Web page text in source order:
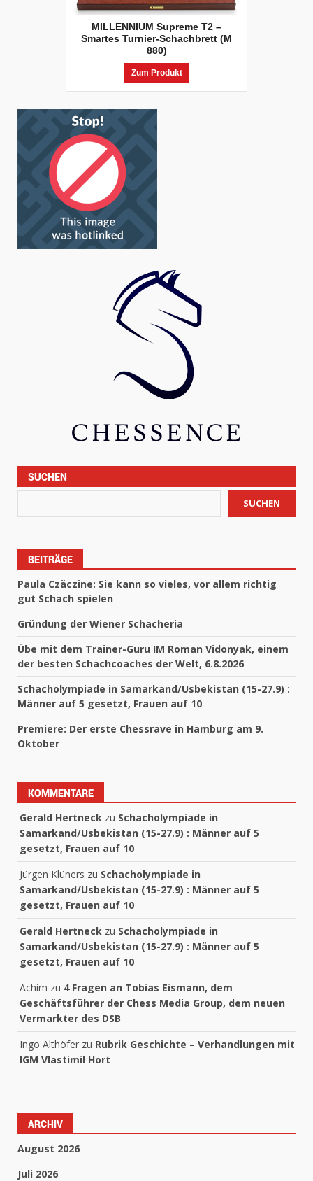
MILLENNIUM Supreme T2 –
Smartes Turnier-Schachbrett (M
880)
Zum Produkt
SUCHEN
SUCHEN
BEITRÄGE
Paula Czäczine: Sie kann so vieles, vor allem richtig
gut Schach spielen
Gründung der Wiener Schacheria
Übe mit dem Trainer-Guru IM Roman Vidonyak, einem
der besten Schachcoaches der Welt, 6.8.2026
Schacholympiade in Samarkand/Usbekistan (15-27.9) :
Männer auf 5 gesetzt, Frauen auf 10
Premiere: Der erste Chessrave in Hamburg am 9.
Oktober
KOMMENTARE
Gerald Hertneck zu Schacholympiade in
Samarkand/Usbekistan (15-27.9) : Männer auf 5
gesetzt, Frauen auf 10
Jürgen Klüners zu Schacholympiade in
Samarkand/Usbekistan (15-27.9) : Männer auf 5
gesetzt, Frauen auf 10
Gerald Hertneck zu Schacholympiade in
Samarkand/Usbekistan (15-27.9) : Männer auf 5
gesetzt, Frauen auf 10
Achim zu 4 Fragen an Tobias Eismann, dem
Geschäftsführer der Chess Media Group, dem neuen
Vermarkter des DSB
Ingo Althöfer zu Rubrik Geschichte – Verhandlungen mit
IGM Vlastimil Hort
ARCHIV
August 2026
Juli 2026